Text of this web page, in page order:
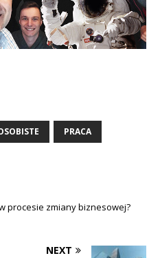
PRACA
procesie zmiany biznesowej?
NEXT